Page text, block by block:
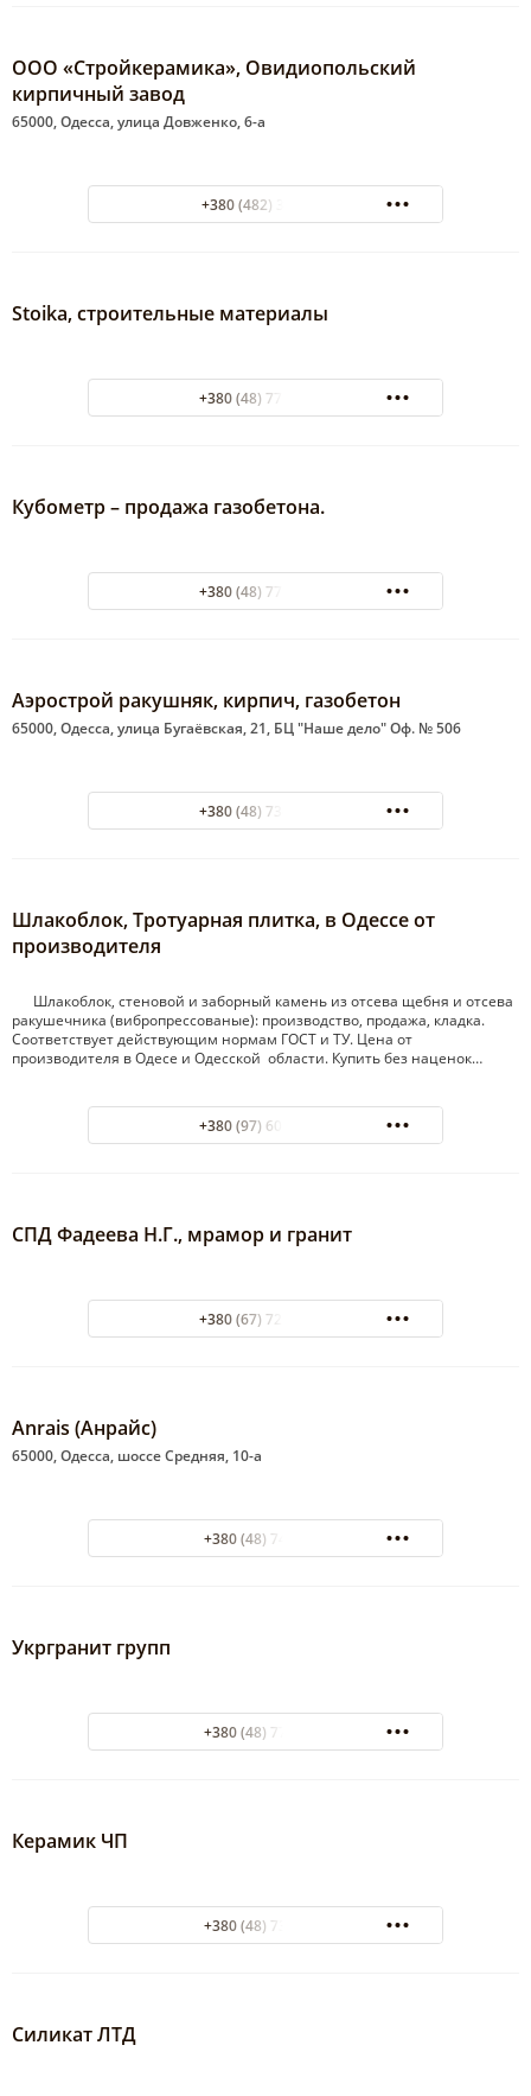
ООО «Стройкерамика», Овидиопольский
кирпичный завод
65000, Одесса, улица Довженко, 6-а
+380 (482) 374-847
Stoika, строительные материалы
+380 (48) 775-03-45
Кубометр – продажа газобетона.
+380 (48) 771-52-20
Аэрострой ракушняк, кирпич, газобетон
65000, Одесса, улица Бугаёвская, 21, БЦ "Наше дело" Оф. № 506
+380 (48) 734-12-55
Шлакоблок, Тротуарная плитка, в Одессе от
производителя
Шлакоблок, стеновой и заборный камень из отсева щебня и отсева
ракушечника (вибропрессованые): производство, продажа, кладка.
Соответствует действующим нормам ГОСТ и ТУ. Цена от
производителя в Одесе и Одесской области. Купить без наценок…
+380 (97) 605-33-84
СПД Фадеева Н.Г., мрамор и гранит
+380 (67) 723-85-05
Anrais (Анрайс)
65000, Одесса, шоссе Средняя, 10-а
+380 (48) 7435982
Укргранит групп
+380 (48) 7777769
Керамик ЧП
+380 (48) 7384152
Силикат ЛТД